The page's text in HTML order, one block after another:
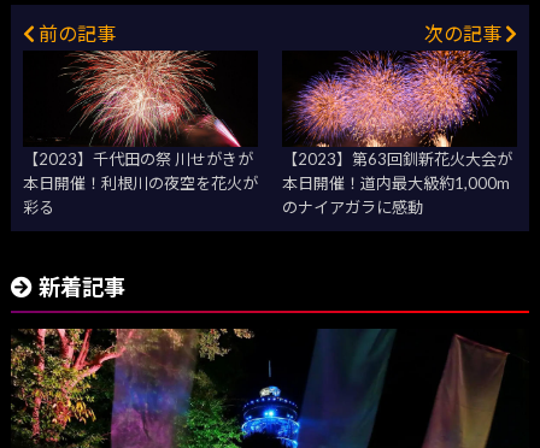
前の記事
【2023】千代田の祭 川せがきが
本日開催！利根川の夜空を花火が
彩る
次の記事
【2023】第63回釧新花火大会が
本日開催！道内最大級約1,000m
のナイアガラに感動
新着記事